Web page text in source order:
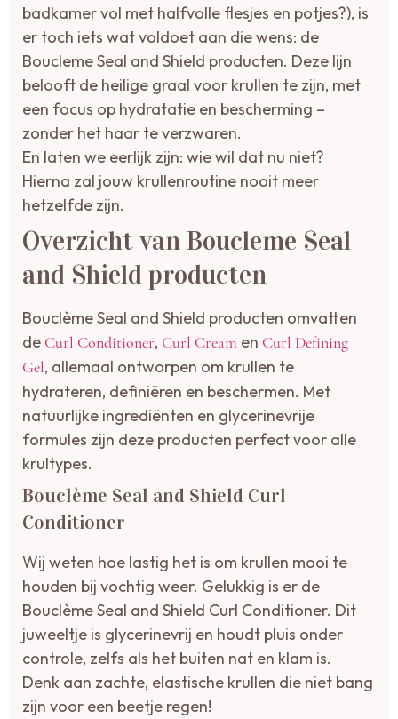
badkamer vol met halfvolle flesjes en potjes?), is
er toch iets wat voldoet aan die wens: de
Boucleme Seal and Shield producten. Deze lijn
belooft de heilige graal voor krullen te zijn, met
een focus op hydratatie en bescherming –
zonder het haar te verzwaren.
En laten we eerlijk zijn: wie wil dat nu niet?
Hierna zal jouw krullenroutine nooit meer
hetzelfde zijn.
Overzicht van Boucleme Seal
and Shield producten
Bouclème Seal and Shield producten omvatten
de Curl Conditioner, Curl Cream en Curl Defining
Gel, allemaal ontworpen om krullen te
hydrateren, definiëren en beschermen. Met
natuurlijke ingrediënten en glycerinevrije
formules zijn deze producten perfect voor alle
krultypes.
Bouclème Seal and Shield Curl
Conditioner
Wij weten hoe lastig het is om krullen mooi te
houden bij vochtig weer. Gelukkig is er de
Bouclème Seal and Shield Curl Conditioner. Dit
juweeltje is glycerinevrij en houdt pluis onder
controle, zelfs als het buiten nat en klam is.
Denk aan zachte, elastische krullen die niet bang
zijn voor een beetje regen!